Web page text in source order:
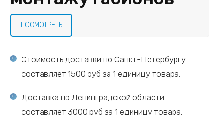
ПОСМОТРЕТЬ
Стоимость доставки по Санкт-Петербургу
составляет 1500 руб за 1 единицу товара.
Доставка по Ленинградской области
составляет 3000 руб за 1 единицу товара.